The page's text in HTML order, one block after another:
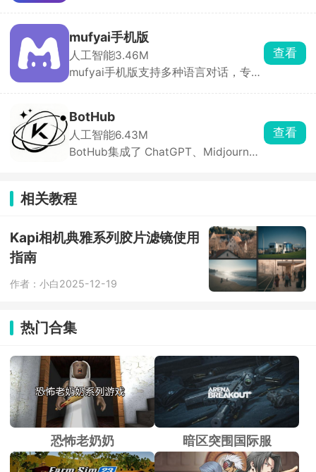
代、奇幻、病娇、治愈等多种类型，可
通过搜索或分类快速找到心仪对象。除
了现有角色，你还能根据喜欢的人的性
格、身份、声音自定义创建专属角色
mufyai手机版
人工智能3.46M
mufyai手机版支持多种语言对话，专为
谁。平台还设有AI酒馆、角色卡社区等
多元玩法，超多用户分享的剧情内容与
角色卡可直接使用，登录即自动签到获
得猫粮用于对话。
查看
BotHub
人工智能6.43M
BotHub集成了 ChatGPT、Midjourney
能，可在一个应用内自由切换模型。还
能自定义 AI 助手与对话参数，适合办
查看
相关教程
Kapi相机典雅系列胶片滤镜使用
指南
作者：小白2025-12-19
热门合集
恐怖老奶奶 暗区突围国际服